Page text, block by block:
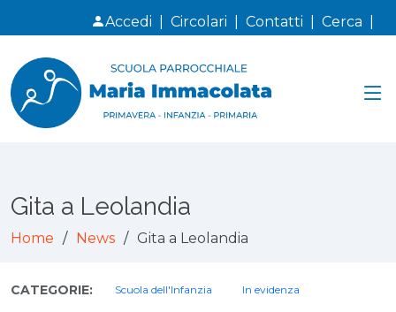
Accedi Circolari Contatti Cerca
Gita a Leolandia
Home News Gita a Leolandia
CATEGORIE: Scuola dell'Infanzia In evidenza